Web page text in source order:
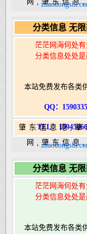
网,肇东信息,
港
分类信息 无
茫茫网海何处
分类信息处处
本站免费发布各类
QQ：
TEL：
肇东信息港,肇
网,肇东信息,
港
分类信息 无
茫茫网海何处
分类信息处处
本站免费发布各类